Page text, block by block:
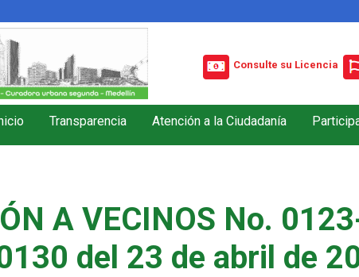
Consulte su Licencia
Transparencia Atención a la Ciudadanía
A VECINOS No.
del 23 de abril de